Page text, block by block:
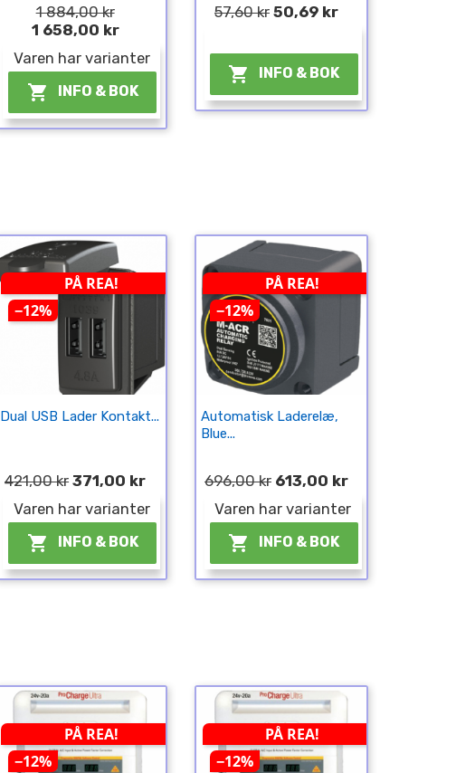
1 884,00 kr
1 658,00 kr
Varen har varianter
 INFO & BOK
57,60 kr 50,69 kr
 INFO & BOK
PÅ REA!
−12%
Dual USB Lader Kontakt...
421,00 kr 371,00 kr
Varen har varianter
 INFO & BOK
PÅ REA!
−12%
Automatisk Laderelæ,
Blue...
696,00 kr 613,00 kr
Varen har varianter
 INFO & BOK
PÅ REA!
−12%
PÅ REA!
−12%